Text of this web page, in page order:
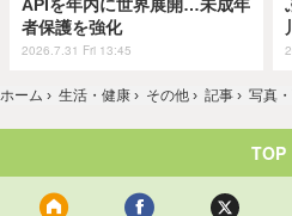
APIを年内に世界展開…未成年
者保護を強化
2026.7.31 Fri 13:45
ホーム › 生活・健康 › その他 › 記事 › 写真
TOP